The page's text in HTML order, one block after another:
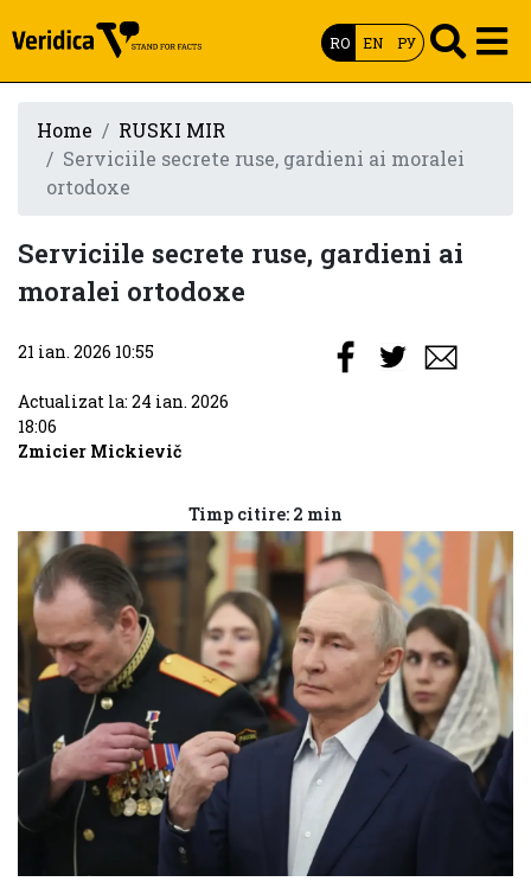
RO EN РУ
Home
RUSKI MIR
Serviciile secrete ruse, gardieni ai moralei
ortodoxe
Serviciile secrete ruse, gardieni ai
moralei ortodoxe
21 ian. 2026 10:55
Actualizat la: 24 ian. 2026
18:06
Zmicier Mickievič
Timp citire: 2 min